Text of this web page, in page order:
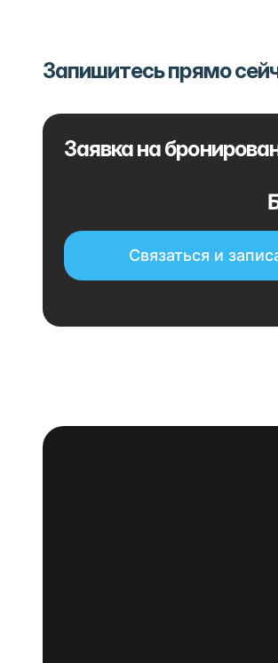
Запишитесь прямо
Заявка на
Связаться и